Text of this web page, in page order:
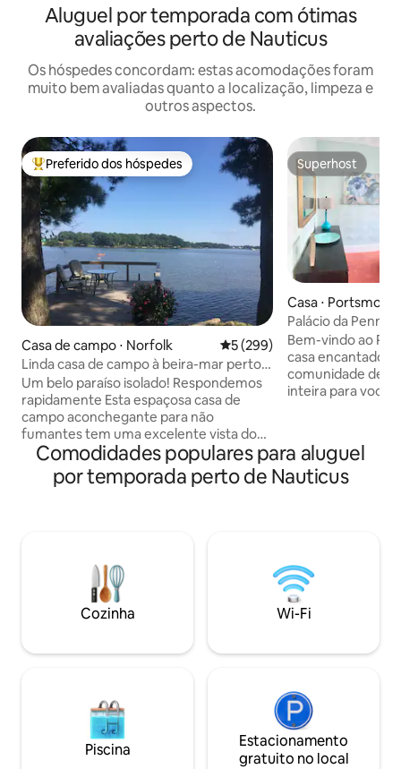
Aluguel por temporada com ótimas
avaliações perto de Nauticus
Os hóspedes concordam: estas acomodações foram
muito bem avaliadas quanto a localização, limpeza e
outros aspectos.
Entre os melhores preferidos dos hóspedes
Preferido dos hóspedes
Casa de campo ⋅ Norfolk 5 de uma avaliação média de
5 (299)
Linda casa de campo à beira-mar perto
do centro de Norfolk
Um belo paraíso isolado! Respondemos
rapidamente Esta espaçosa casa de
campo aconchegante para não
fumantes tem uma excelente vista do
rio Elizabeth. Fica a 5 km do centro de
Norfolk e a 5 minutos a pé de uma
parada de trens urbanos nas
novo/cozinha totalmente equipada
Ovos orgânicos
frescos/iogurte/lanches/suco/café
incluídos Wi-Fi, TV a cabo/HBO Barra de
luxo Nova marquise com vista para a
Superhost
Superhost
Casa ⋅
Palácio da Penny:
Bem-vindo ao
casa
comunidade de
inteira para você
mas projetado
acomodar 2
Este bangalô
Portsmouth,
Centro de
Virgínia.
Comodidades populares para aluguel
por temporada perto de Nauticus
Cozinha Wi-Fi
Piscina
Estacionamento
gratuito no local